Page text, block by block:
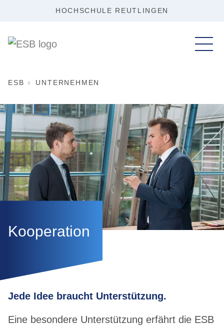
HOCHSCHULE REUTLINGEN
ESB UNTERNEHMEN
Kooperation
Jede Idee braucht Unterstützung.
Eine besondere Unterstützung erfährt die ESB